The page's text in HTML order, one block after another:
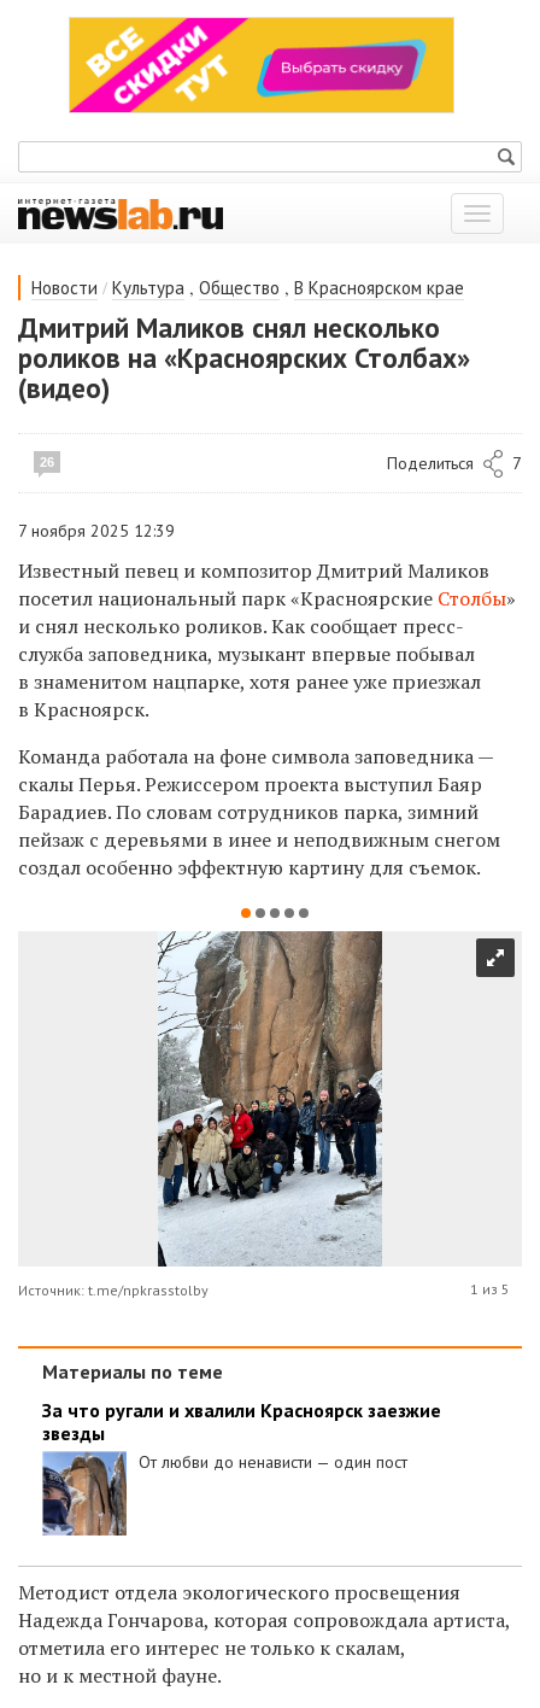
Показать
меню
Новости / Культура , Общество , В Красноярском крае
Дмитрий Маликов снял несколько
роликов на «Красноярских Столбах»
(видео)
26 Поделиться 7
7 ноября 2025 12:39
Известный певец и композитор Дмитрий Маликов
посетил национальный парк «Красноярские Столбы»
и снял несколько роликов. Как сообщает пресс-
служба заповедника, музыкант впервые побывал
в знаменитом нацпарке, хотя ранее уже приезжал
в Красноярск.
Команда работала на фоне символа заповедника —
скалы Перья. Режиссером проекта выступил Баяр
Барадиев. По словам сотрудников парка, зимний
пейзаж с деревьями в инее и неподвижным снегом
создал особенно эффектную картину для съемок.
Источник: t.me/npkrasstolby 1 из 5
Материалы по теме
За что ругали и хвалили Красноярск заезжие
звезды
От любви до ненависти — один пост
Методист отдела экологического просвещения
Надежда Гончарова, которая сопровождала артиста,
отметила его интерес не только к скалам,
но и к местной фауне.